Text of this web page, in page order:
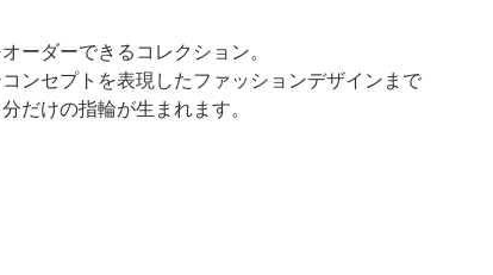
ーダーできるコレクション。
ンセプトを表現したファッションデザインまで
だけの指輪が生まれます。